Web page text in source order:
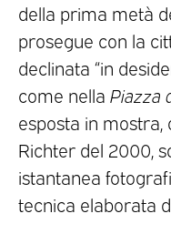
della prima metà
prosegue con la
declinata “in
come nella Piazza
esposta in mostra,
Richter del 2000,
istantanea
tecnica elaborata